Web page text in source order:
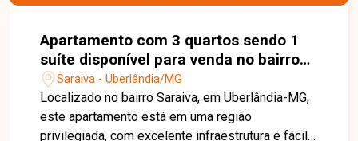
Apartamento com 3 quartos sendo 1
suíte disponível para venda no bairro
Saraiva em Uberlândia-MG.
Saraiva - Uberlândia/MG
Localizado no bairro Saraiva, em Uberlândia-MG,
este apartamento está em uma região
privilegiada, com excelente infraestrutura e fácil